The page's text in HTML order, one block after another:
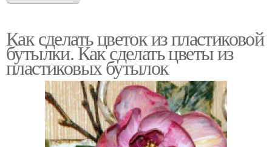
Как сделать цветок из пластиковой
бутылки. Как сделать цветы из
пластиковых бутылок